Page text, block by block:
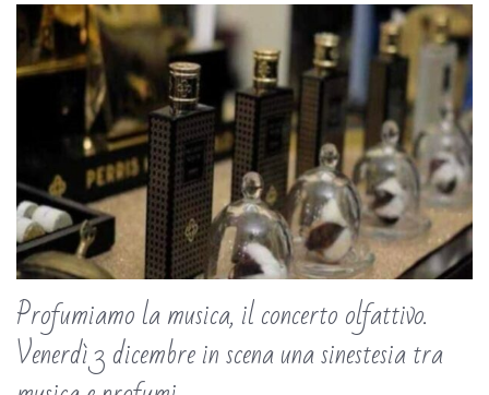
Profumiamo la musica, il concerto olfattivo.
Venerdì 3 dicembre in scena una sinestesia tra